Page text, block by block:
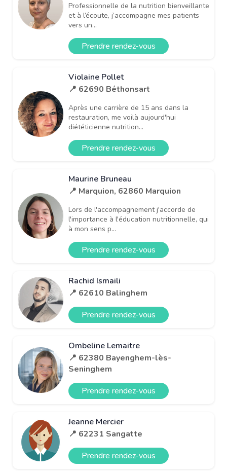
Professionnelle de la nutrition bienveillante
et à l’écoute, j’accompagne mes patients
vers un...
Prendre rendez-vous
Violaine Pollet
📍 62690 Béthonsart
Après une carrière de 15 ans dans la
restauration, me voilà aujourd'hui
diététicienne nutrition...
Prendre rendez-vous
Maurine Bruneau
📍 Marquion, 62860 Marquion
Lors de l'accompagnement j'accorde de
l'importance à l'éducation nutritionnelle, qui
à mon sens p...
Prendre rendez-vous
Rachid Ismaili
📍 62610 Balinghem
Prendre rendez-vous
Ombeline Lemaitre
📍 62380 Bayenghem-lès-
Seninghem
Prendre rendez-vous
Jeanne Mercier
📍 62231 Sangatte
Prendre rendez-vous